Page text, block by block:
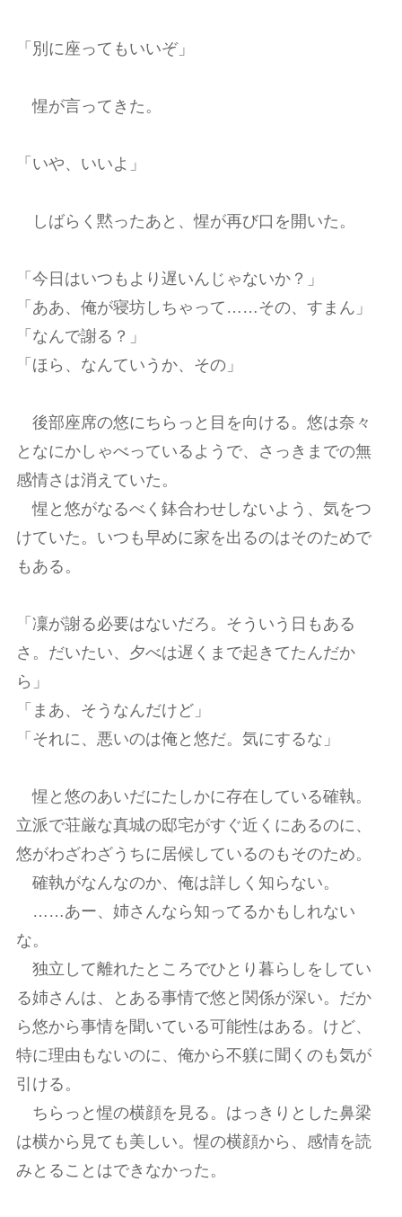
「別に座ってもいいぞ」
惺が言ってきた。
「いや、いいよ」
しばらく黙ったあと、惺が再び口を開いた。
「今日はいつもより遅いんじゃないか？」
「ああ、俺が寝坊しちゃって……その、すまん」
「なんで謝る？」
「ほら、なんていうか、その」
後部座席の悠にちらっと目を向ける。悠は奈々
となにかしゃべっているようで、さっきまでの無
感情さは消えていた。
惺と悠がなるべく鉢合わせしないよう、気をつ
けていた。いつも早めに家を出るのはそのためで
もある。
「凜が謝る必要はないだろ。そういう日もある
さ。だいたい、夕べは遅くまで起きてたんだか
ら」
「まあ、そうなんだけど」
「それに、悪いのは俺と悠だ。気にするな」
惺と悠のあいだにたしかに存在している確執。
立派で荘厳な真城の邸宅がすぐ近くにあるのに、
悠がわざわざうちに居候しているのもそのため。
確執がなんなのか、俺は詳しく知らない。
……あー、姉さんなら知ってるかもしれない
な。
独立して離れたところでひとり暮らしをしてい
る姉さんは、とある事情で悠と関係が深い。だか
ら悠から事情を聞いている可能性はある。けど、
特に理由もないのに、俺から不躾に聞くのも気が
引ける。
ちらっと惺の横顔を見る。はっきりとした鼻梁
は横から見ても美しい。惺の横顔から、感情を読
みとることはできなかった。